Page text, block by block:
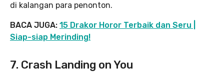
di kalangan para penonton.
BACA JUGA: 15 Drakor Horor Terbaik dan Seru |
Siap-siap Merinding!
7. Crash Landing on You